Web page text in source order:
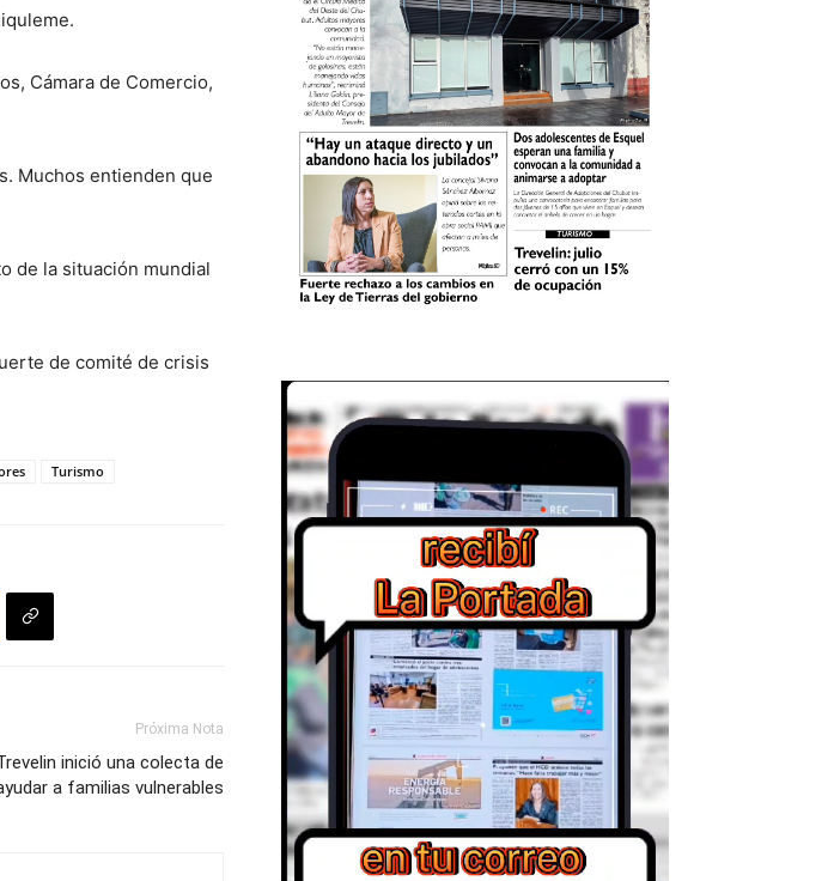
Cámara de Comercio,
Muchos entienden que
de la situación mundial
de comité de crisis
Turismo
Próxima Nota
inició una colecta de
a familias vulnerables